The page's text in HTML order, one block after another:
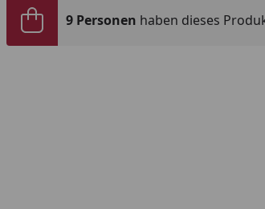
9 Personen haben dieses